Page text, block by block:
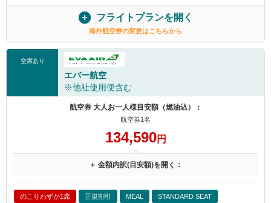
フライトプランを開く
海外航空券の変更はこちらから
空席あり
エバー航空
※他社使用便含む
航空券 大人お一人様目安額（燃油込）：
航空券1名
134,590円
＋ 金額内訳(目安額)を開く：
のこりわずか1席 正規割引 MEAL STANDARD SEAT